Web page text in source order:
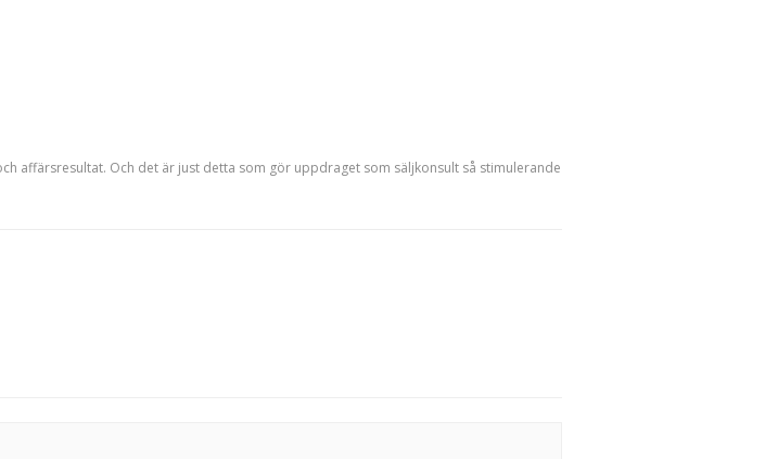
affärsresultat. Och det är just detta som gör uppdraget som säljkonsult så stimulerande